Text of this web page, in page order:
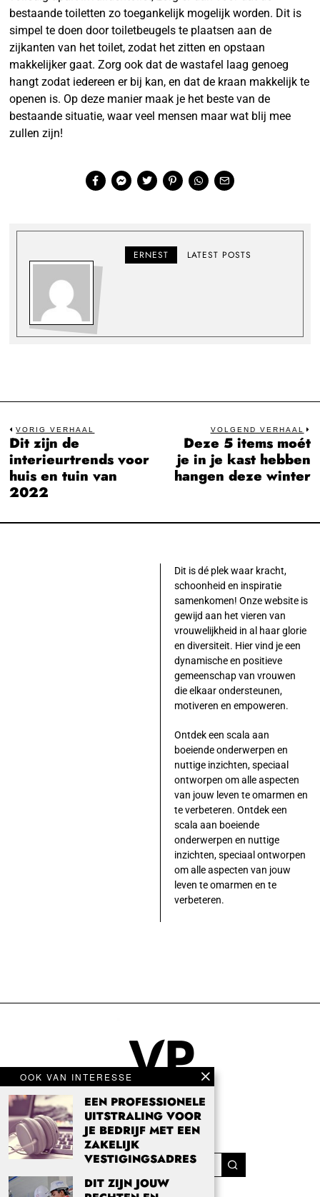
bestaande toiletten zo toegankelijk mogelijk worden. Dit is
simpel te doen door toiletbeugels te plaatsen aan de
zijkanten van het toilet, zodat het zitten en opstaan
makkelijker gaat. Zorg ook dat de wastafel laag genoeg
hangt zodat iedereen er bij kan, en dat de kraan makkelijk te
openen is. Op deze manier maak je het beste van de
bestaande situatie, waar veel mensen maar wat blij mee
zullen zijn!
ERNEST LATEST POSTS
Bericht
navigatie
VORIG VERHAAL
Previous
post:
Dit zijn de
interieurtrends voor
huis en tuin van
2022
VOLGEND VERHAAL
Deze 5 items moét
je in je kast hebben
hangen deze winter
OOK VAN INTERESSE
EEN PROFESSIONELE
UITSTRALING VOOR
JE BEDRIJF MET EEN
ZAKELIJK
VESTIGINGSADRES
DIT ZIJN JOUW
Dit is dé plek waar kracht,
schoonheid en inspiratie
samenkomen! Onze website is
gewijd aan het vieren van
vrouwelijkheid in al haar glorie
en diversiteit. Hier vind je een
dynamische en positieve
gemeenschap van vrouwen
die elkaar ondersteunen,
motiveren en empoweren.
Ontdek een scala aan
boeiende onderwerpen en
nuttige inzichten, speciaal
ontworpen om alle aspecten
van jouw leven te omarmen en
te verbeteren. Ontdek een
scala aan boeiende
onderwerpen en nuttige
inzichten, speciaal ontworpen
om alle aspecten van jouw
leven te omarmen en te
verbeteren.